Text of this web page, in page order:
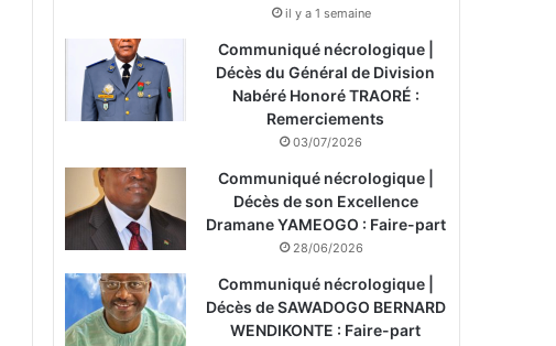
il y a 1 semaine
Communiqué nécrologique |
Décès du Général de Division
Nabéré Honoré TRAORÉ :
Remerciements
03/07/2026
Communiqué nécrologique |
Décès de son Excellence
Dramane YAMEOGO : Faire-part
28/06/2026
Communiqué nécrologique |
Décès de SAWADOGO BERNARD
WENDIKONTE : Faire-part